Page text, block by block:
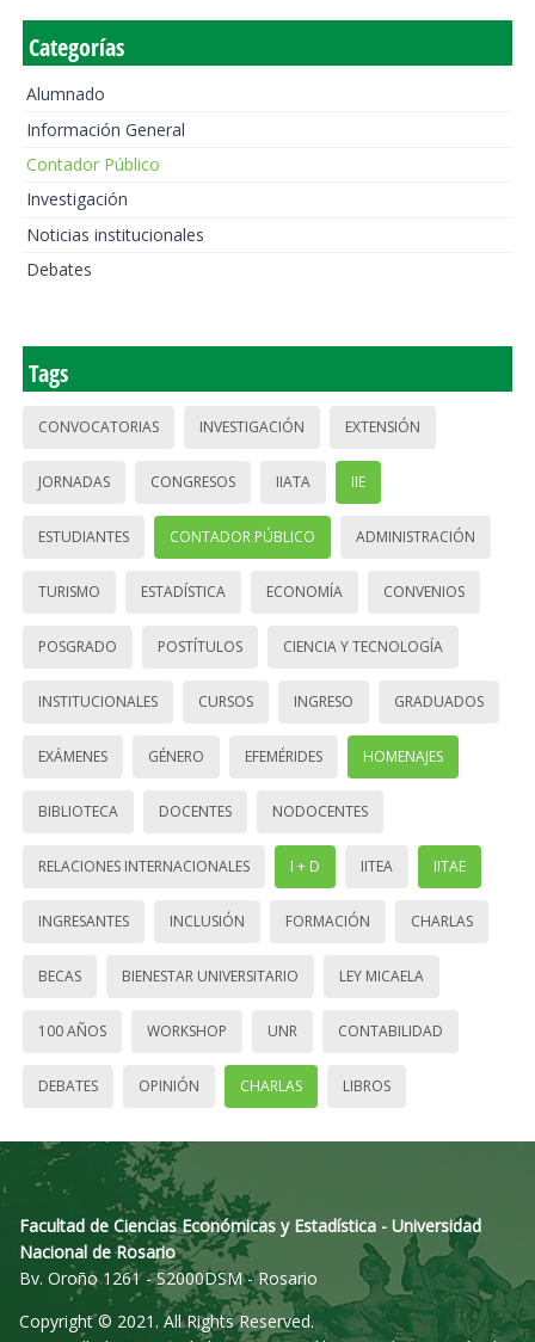
Categorías
Alumnado
Información General
Contador Público
Investigación
Noticias institucionales
Debates
Tags
CONVOCATORIAS INVESTIGACIÓN EXTENSIÓN
JORNADAS CONGRESOS IIATA IIE
ESTUDIANTES CONTADOR PÚBLICO ADMINISTRACIÓN
TURISMO ESTADÍSTICA ECONOMÍA CONVENIOS
POSGRADO POSTÍTULOS CIENCIA Y TECNOLOGÍA
INSTITUCIONALES CURSOS INGRESO GRADUADOS
EXÁMENES GÉNERO EFEMÉRIDES HOMENAJES
BIBLIOTECA DOCENTES NODOCENTES
RELACIONES INTERNACIONALES I + D IITEA IITAE
INGRESANTES INCLUSIÓN FORMACIÓN CHARLAS
BECAS BIENESTAR UNIVERSITARIO LEY MICAELA
100 AÑOS WORKSHOP UNR CONTABILIDAD
DEBATES OPINIÓN CHARLAS LIBROS
Facultad de Ciencias Económicas y Estadística - Universidad
Nacional de Rosario
Bv. Oroño 1261 - S2000DSM - Rosario
Copyright © 2021. All Rights Reserved.